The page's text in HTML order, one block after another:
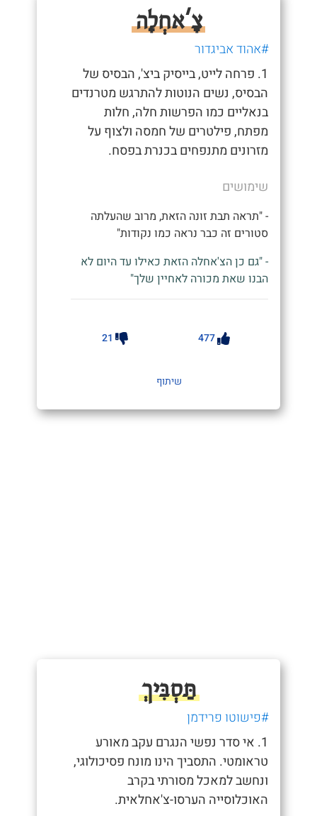
צָ'אחְלָה
#אהוד אביגדור
1. פרחה לייט, בייסיק ביצ', הבסיס של
הבסיס, נשים הנוטות להתרגש מטרנדים
בנאליים כמו הפרשות חלה, חלות
מפתח, פילטרים של חמסה ולצוף על
מזרונים מתנפחים בכנרת בפסח.
שימושים
- "תראה תבת זונה הזאת, מרוב שהעלתה
סטורים זה כבר נראה כמו נקודות"
- "גם כן הצ'אחלה הזאת כאילו עד היום לא
הבנו שאת מכורה לאחיין שלך"
477
21
שיתוף
תַּסְבִּיךְ
#פישוטו פרידמן
1. אי סדר נפשי הנגרם עקב מאורע
טראומטי. התסביך הינו מונח פסיכולוגי,
ונחשב למאכל מסורתי בקרב
האוכלוסייה הערסו-צ'אחלאית.